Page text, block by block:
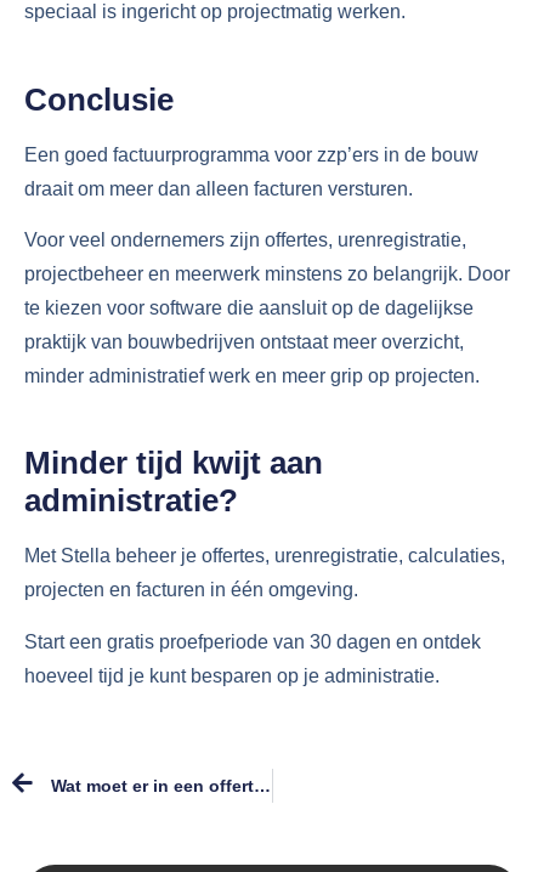
speciaal is ingericht op projectmatig werken.
Conclusie
Een goed factuurprogramma voor zzp’ers in de bouw
draait om meer dan alleen facturen versturen.
Voor veel ondernemers zijn offertes, urenregistratie,
projectbeheer en meerwerk minstens zo belangrijk. Door
te kiezen voor software die aansluit op de dagelijkse
praktijk van bouwbedrijven ontstaat meer overzicht,
minder administratief werk en meer grip op projecten.
Minder tijd kwijt aan
administratie?
Met Stella beheer je offertes, urenregistratie, calculaties,
projecten en facturen in één omgeving.
Start een gratis proefperiode van 30 dagen en ontdek
hoeveel tijd je kunt besparen op je administratie.
Wat moet er in een offerte staan?